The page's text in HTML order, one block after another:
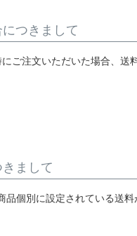
つきまして
ご注文いただいた場合、
まして
個別に設定されている送